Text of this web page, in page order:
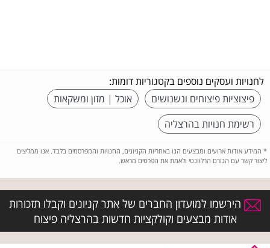
לחנויות ועסקים נוספים בקטגוריות דומות:
פיצוציות פיצוחים ונשנושים
אוכל | מזון ומשקאות
רשימת חנויות בהרצליה
* המידע אודות ארועים ומבצעים הנו באחריות הקניונים, החנויות והמפרסמים בלבד. אנו ממליצים
ליצור קשר עם הגורם הרלוונטי ולאמת את הפרטים מראש.
הירשמו למועדון החברים של אתר קניונים וקבלו תזכורות
אודות מבצעים וקולקציות חדשות בהרצליה פיצוח